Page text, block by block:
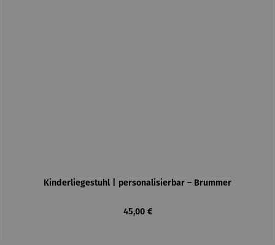
Kinderliegestuhl | personalisierbar – Brummer
Regulärer Preis:
45,00 €